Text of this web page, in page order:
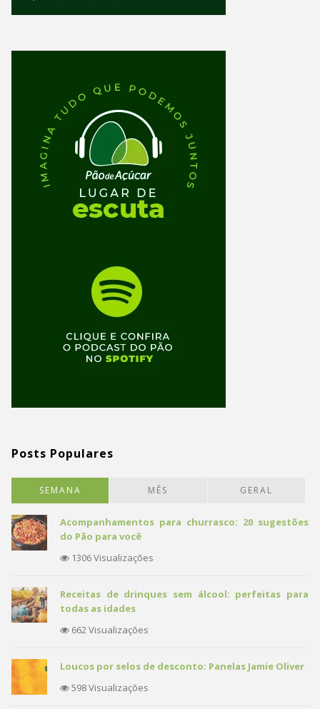
Posts Populares
SEMANA MÊS GERAL
Acompanhamentos para churrasco: 20 sugestões
do Pão para você
1306 Visualizações
Receitas de drinques sem álcool: perfeitas para
todas as idades
662 Visualizações
Loucos por selos de desconto: Panelas Jamie Oliver
598 Visualizações